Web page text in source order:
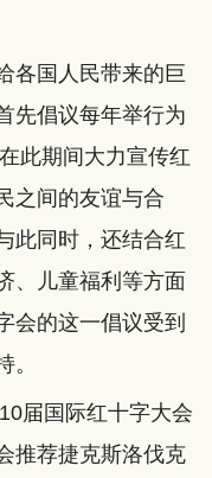
各国人民带来的巨
先倡议每年举行为
此期间大力宣传红
之间的友谊与合
此同时，还结合红
、儿童福利等方面
会的这一倡议受到
。
届国际红十字大会
推荐捷克斯洛伐克